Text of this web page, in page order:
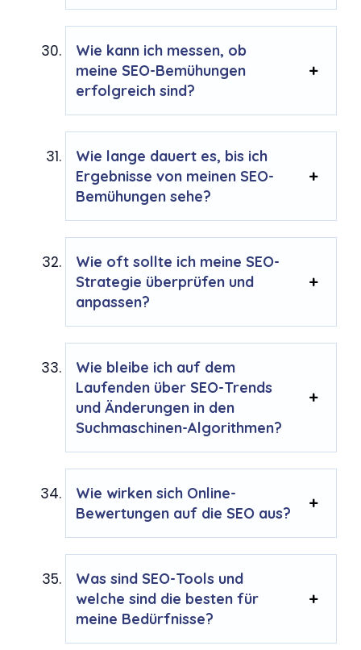
Wie kann ich messen, ob
meine SEO-Bemühungen
erfolgreich sind?
Wie lange dauert es, bis ich
Ergebnisse von meinen SEO-
Bemühungen sehe?
Wie oft sollte ich meine SEO-
Strategie überprüfen und
anpassen?
Wie bleibe ich auf dem
Laufenden über SEO-Trends
und Änderungen in den
Suchmaschinen-Algorithmen?
Wie wirken sich Online-
Bewertungen auf die SEO aus?
Was sind SEO-Tools und
welche sind die besten für
meine Bedürfnisse?